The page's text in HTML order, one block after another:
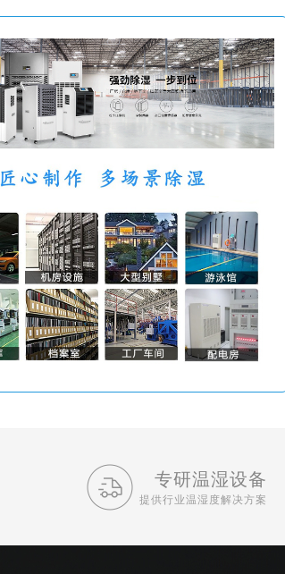
专研温湿设备
提供行业温湿度解决方案